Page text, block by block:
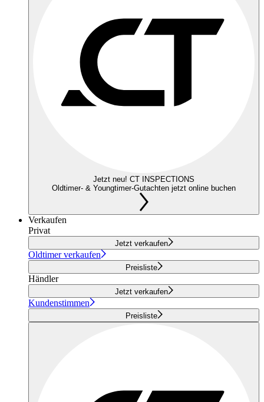
Jetzt neu! CT INSPECTIONS
Oldtimer- & Youngtimer-Gutachten jetzt online buchen
Verkaufen
Privat
Jetzt verkaufen
Oldtimer verkaufen
Preisliste
Händler
Jetzt verkaufen
Kundenstimmen
Preisliste